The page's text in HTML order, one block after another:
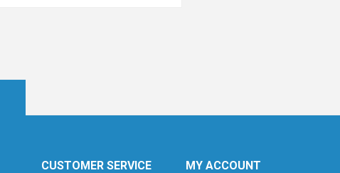
CUSTOMER SERVICE MY ACCOUNT